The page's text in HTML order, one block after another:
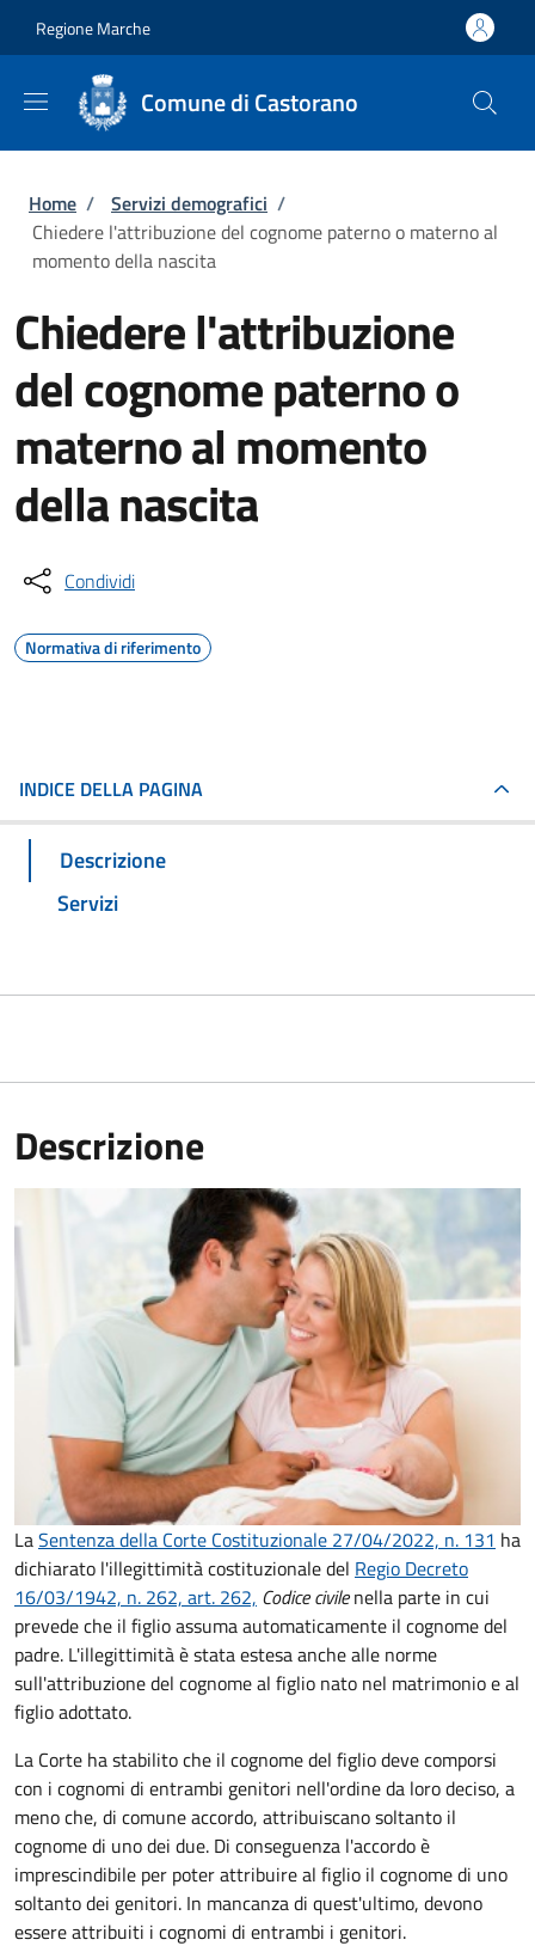
Regione Marche
Comune di Castorano
Briciole di pane
Home / Servizi demografici /
Chiedere l'attribuzione del cognome paterno o materno al
momento della nascita
Chiedere l'attribuzione
del cognome paterno o
materno al momento
della nascita
Condividi
Normativa di riferimento
INDICE DELLA PAGINA
Descrizione
Servizi
Descrizione
LaSentenza della Corte Costituzionale 27/04/2022, n. 131 ha
dichiarato l'illegittimità costituzionale del Regio Decreto
16/03/1942, n. 262, art. 262, Codice civilenella parte in cui
prevede che il figlio assuma automaticamente il cognome del
padre. L'illegittimità è stata estesa anche alle norme
sull'attribuzione del cognome al figlio nato nel matrimonio e al
figlio adottato.
La Corte ha stabilito che il cognome del figlio deve comporsi
con i cognomi di entrambi genitori nell'ordine da loro deciso, a
meno che, di comune accordo, attribuiscano soltanto il
cognome di uno dei due. Di conseguenza l'accordo è
imprescindibile per poter attribuire al figlio il cognome di uno
soltanto dei genitori. In mancanza di quest'ultimo, devono
essere attribuiti i cognomi di entrambi i genitori.